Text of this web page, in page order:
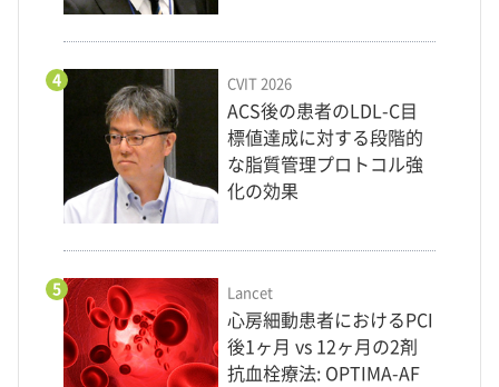
4 CVIT 2026
ACS後の患者のLDL-C目
標値達成に対する段階的
な脂質管理プロトコル強
化の効果
5 Lancet
心房細動患者におけるPCI
後1ヶ月 vs 12ヶ月の2剤
抗血栓療法: OPTIMA-AF